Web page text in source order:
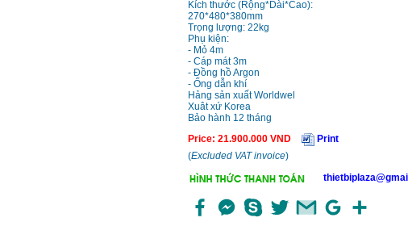
Kích thước (Rộng*Dài*Cao):
270*480*380mm
Trọng lượng: 22kg
Phụ kiện:
- Mỏ 4m
- Cáp mát 3m
- Đồng hồ Argon
- Ống dẫn khí
Hảng sản xuất Worldwel
Xuât xứ Korea
Bảo hành 12 tháng
Price: 21.900.000VND
Print
(Excluded VAT invoice)